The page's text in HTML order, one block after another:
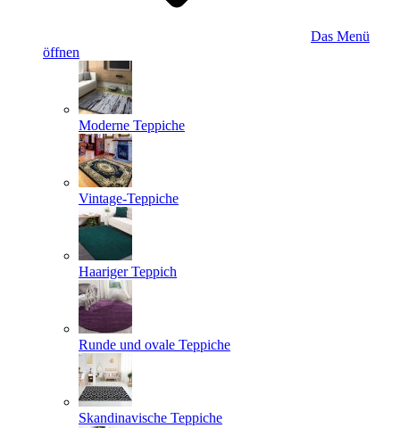
Das Menü
öffnen
Moderne Teppiche
Vintage-Teppiche
Haariger Teppich
Runde und ovale Teppiche
Skandinavische Teppiche